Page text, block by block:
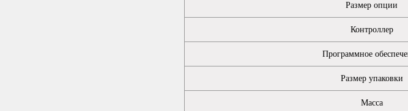
Размер опции
Контроллер
Программное
Размер упаковки
Масса